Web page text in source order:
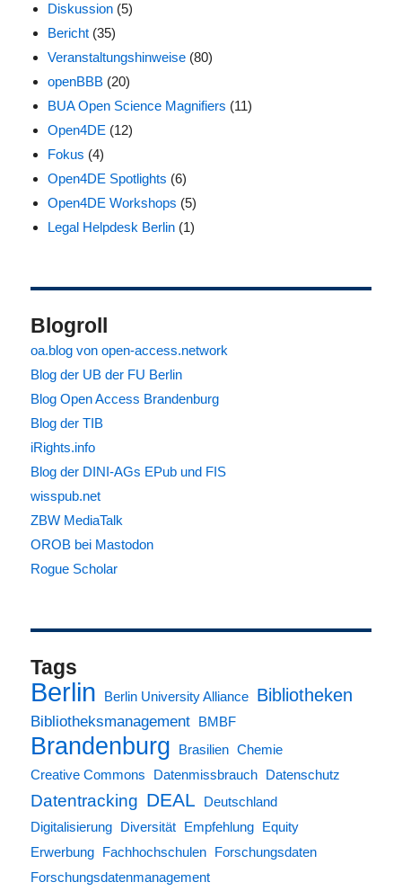
Diskussion (5)
Bericht (35)
Veranstaltungshinweise (80)
openBBB (20)
BUA Open Science Magnifiers (11)
Open4DE (12)
Fokus (4)
Open4DE Spotlights (6)
Open4DE Workshops (5)
Legal Helpdesk Berlin (1)
Blogroll
oa.blog von open-access.network
Blog der UB der FU Berlin
Blog Open Access Brandenburg
Blog der TIB
iRights.info
Blog der DINI-AGs EPub und FIS
wisspub.net
ZBW MediaTalk
OROB bei Mastodon
Rogue Scholar
Tags
Berlin Berlin University Alliance Bibliotheken
Bibliotheksmanagement BMBF
Brandenburg Brasilien Chemie
Creative Commons
Datenmissbrauch Datenschutz
Datentracking DEAL
Deutschland
Digitalisierung
Diversität Empfehlung
Equity
Erwerbung
Fachhochschulen
Forschungsdaten
Forschungsdatenmanagement